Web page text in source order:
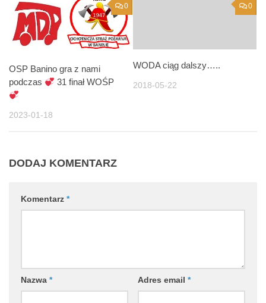
0
OSP Banino gra z nami
podczas
31 finał WOŚP
2023-01-18
0
WODA ciąg dalszy…..
2018-05-22
DODAJ KOMENTARZ
Komentarz *
Nazwa * Adres email *